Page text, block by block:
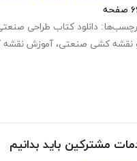
دانلود کتاب طراحی
نقشه کشی صنعتی، آموزش
مشترکین باید بدانیم